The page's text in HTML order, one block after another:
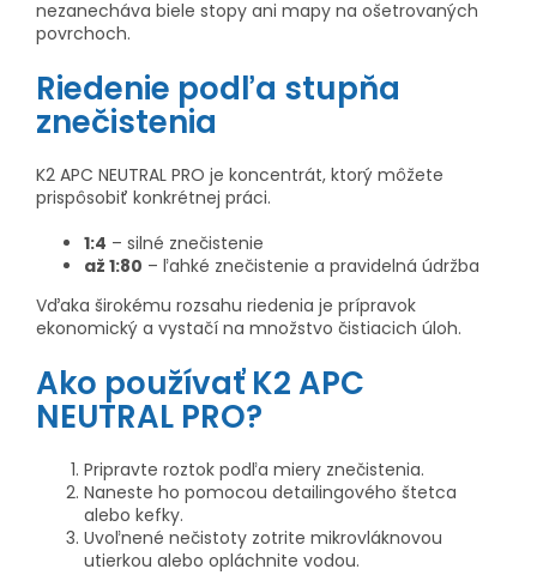
nezanecháva biele stopy ani mapy na ošetrovaných
povrchoch.
Riedenie podľa stupňa
znečistenia
K2 APC NEUTRAL PRO je koncentrát, ktorý môžete
prispôsobiť konkrétnej práci.
1:4 – silné znečistenie
až 1:80 – ľahké znečistenie a pravidelná údržba
Vďaka širokému rozsahu riedenia je prípravok
ekonomický a vystačí na množstvo čistiacich úloh.
Ako používať K2 APC
NEUTRAL PRO?
Pripravte roztok podľa miery znečistenia.
Naneste ho pomocou detailingového štetca
alebo kefky.
Uvoľnené nečistoty zotrite mikrovláknovou
utierkou alebo opláchnite vodou.